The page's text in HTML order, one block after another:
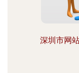
深圳市网